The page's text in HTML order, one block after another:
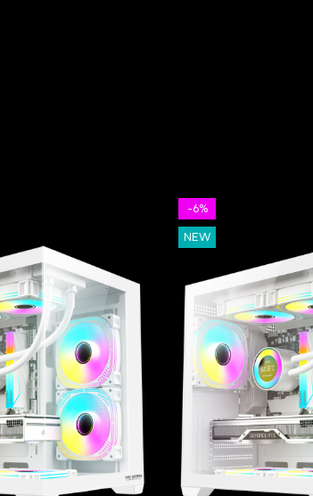
-6%
NEW